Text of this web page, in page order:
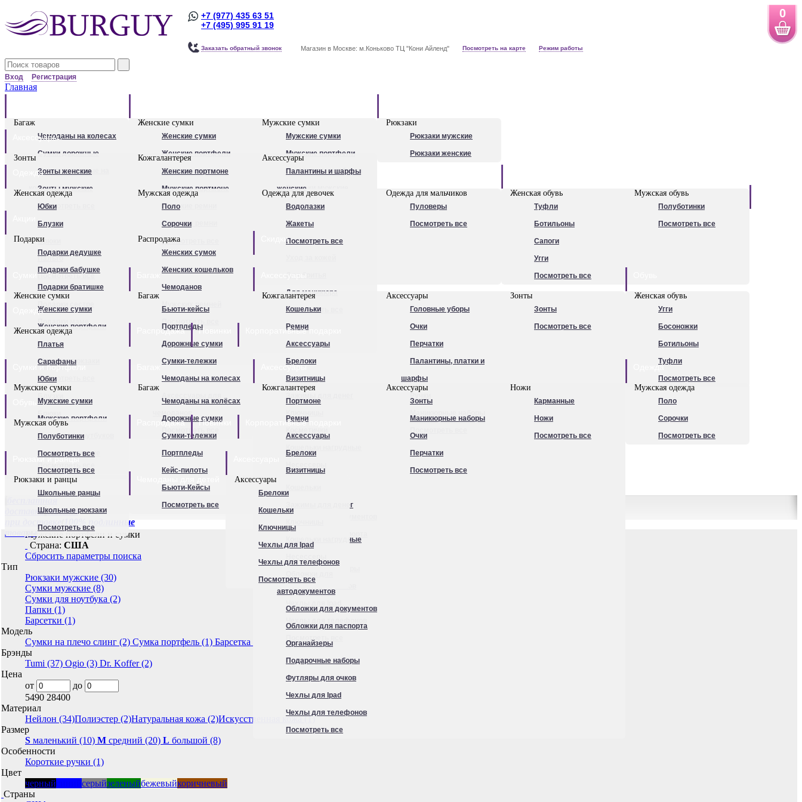
0
+7 (977) 435 63 51
+7 (495) 995 91 19
Заказать обратный звонок Магазин в Москве: м.Коньково ТЦ "Кони Айленд" Посмотреть на карте Режим работы
Вход Регистрация
Главная
Багаж
Чемоданы на колесах
Сумки дорожные
Сумки дорожные на
колесах.
Сумки - тележки
хозяйственные
Бьюти - кейсы
Кейс-пилоты
Портпледы
Чехлы для чемоданов
Чемоданы для детей
Термосумки
Посмотреть все
Женские сумки
Женские сумки
Женские портфели
Клатчи
Женские рюкзаки
Посмотреть все
Мужские сумки
Мужские сумки
Мужские портфели
Сумки для ноутбуков
Рюкзаки мужские
Посмотреть все
Рюкзаки
Рюкзаки мужские
Рюкзаки женские
Аксессуары
Зонты
Зонты женские
Зонты мужские
Посмотреть все
Кожгалантерея
Женские портмоне
Мужские портмоне
Женские ремни
Мужские ремни
Обложки для
автодокументов
Обложки для паспорта
Визитницы
Перчатки женские
Перчатки мужские
Посмотреть все
Аксессуары
Палантины и шарфы
женские
Очки
Ножи
Ручки
Для маникюра
Посмотреть все
Одежда
Женская одежда
Юбки
Блузки
Брюки
Пальто
Посмотреть все
Мужская одежда
Поло
Сорочки
Посмотреть все
Одежда для девочек
Водолазки
Жакеты
Посмотреть все
Одежда для мальчиков
Пуловеры
Посмотреть все
Женская обувь
Туфли
Ботильоны
Сапоги
Угги
Посмотреть все
Мужская обувь
Полуботинки
Посмотреть все
Подарки
Подарки дедушке
Подарки бабушке
Подарки братишке
Подарки сестре
Подарки маме
Распродажа
Женских сумок
Женских кошельков
Чемоданов
Мужских ремней
Посмотреть все
Скидки
Женские сумки
Женские сумки
Женские портфели
Клатчи
Женские рюкзаки
Посмотреть все
Багаж
Бьюти-кейсы
Портпледы
Дорожные сумки
Сумки-тележки
Чемоданы на колесах
чемоданов
Посмотреть все
Кожгалантерея
Кошельки
Ремни
Аксессуары
Брелоки
Визитницы
Посмотреть все
Аксессуары
Головные уборы
Очки
Перчатки
Палантины, платки и
шарфы
Зонты
Зонты
Посмотреть все
Женская обувь
Угги
Босоножки
Ботильоны
Туфли
Посмотреть все
Одежда
Женская одежда
Платья
Сарафаны
Юбки
Блузки
Брюки
Посмотреть все
Распродажа Новинки Корпоративные подарки
Сумки и портфели
Мужские сумки
Мужские сумки
Мужские портфели
Сумки для ноутбуков
Рюкзаки мужские
Посмотреть все
Багаж
Чемоданы на колёсах
Дорожные сумки
Сумки-тележки
Портпледы
Кейс-пилоты
Бьюти-Кейсы
Посмотреть все
Аксессуары
Кожгалантерея
Портмоне
Ремни
Аксессуары
Брелоки
Визитницы
Зажимы для денег
Кошельки нагрудные
автодокументов
Обложки для документов
Обложки для паспорта
Органайзеры
Подарочные наборы
Футляры для очков
Чехлы для Ipad
Чехлы для телефонов
Посмотреть все
Аксессуары
Зонты
Маникюрные наборы
Очки
Перчатки
Посмотреть все
Ножи
Карманные
Ножи
Посмотреть все
Одежда
Мужская одежда
Поло
Сорочки
Посмотреть все
Мужская обувь
Полуботинки
Посмотреть все
Распродажа Новинки Корпоративные подарки
Рюкзаки и ранцы
Рюкзаки и ранцы
Школьные ранцы
Школьные рюкзаки
Посмотреть все
Аксессуары
Брелоки
Кошельки
Ключницы
Чехлы для Ipad
Чехлы для телефонов
Посмотреть все
доставка оплата
100% подлинные
товарыМужские портфели и сумки
Страна: США
Сбросить параметры поиска
Тип
Рюкзаки мужские (30)
Сумки мужские (8)
Сумки для ноутбука (2)
Папки (1)
Барсетки (1)
Модель
Cумки на плечо слинг (2) Сумка портфель (1) Барсетка (1)
Сумки на плечо (кросс-боди) (1)
Брэнды
Tumi (37) Ogio (3) Dr. Koffer (2)
Цена
от
до
5490 28400
Материал
Нейлон (34)Полиэстер (2)Натуральная кожа (2)Искусственная кожа (1)
Размер
S маленький (10) M средний (20) L большой (8)
Особенности
Короткие ручки (1)
Цвет
черный
серыйзеленыйбежевыйкоричневый
Страны